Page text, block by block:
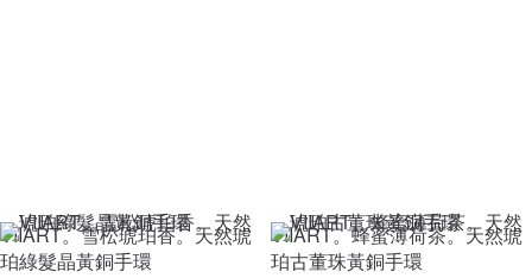
VIIART。雪松琥珀香。天然琥
珀綠髮晶黃銅手環
VIIART。蜂蜜薄荷茶。天然琥
珀古董珠黃銅手環